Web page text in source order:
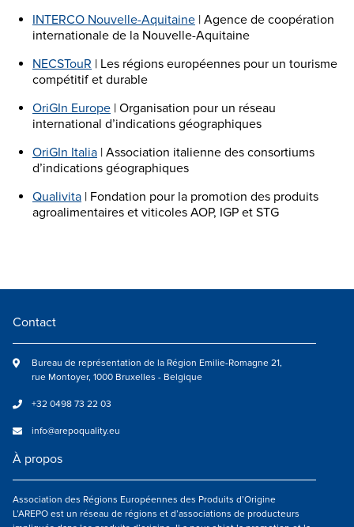
INTERCO Nouvelle-Aquitaine | Agence de coopération
internationale de la Nouvelle-Aquitaine
NECSTouR | Les régions européennes pour un tourisme
compétitif et durable
OriGIn Europe | Organisation pour un réseau
international d’indications géographiques
OriGIn Italia | Association italienne des consortiums
d’indications géographiques
Qualivita | Fondation pour la promotion des produits
agroalimentaires et viticoles AOP, IGP et STG
Contact
Bureau de représentation de la Région Emilie-Romagne 21,
rue Montoyer, 1000 Bruxelles - Belgique
+32 0498 73 22 03
info@arepoquality.eu
À propos
Association des Régions Européennes des Produits d’Origine
L’AREPO est un réseau de régions et d’associations de producteurs